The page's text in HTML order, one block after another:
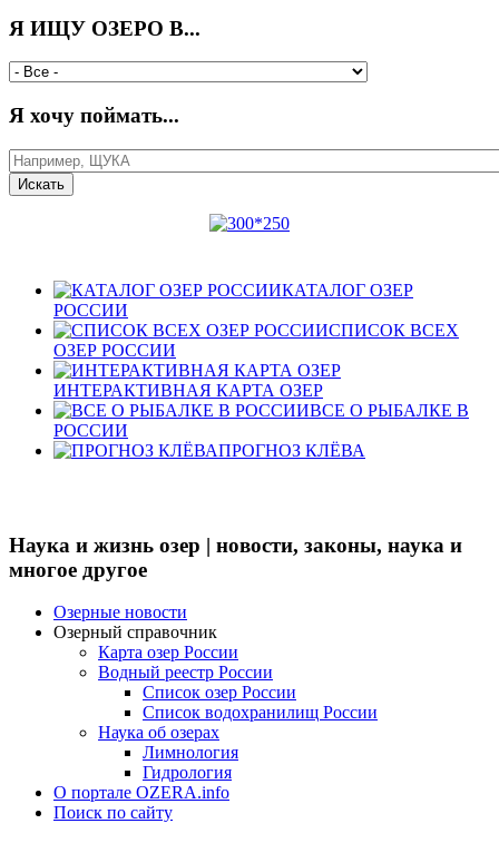
Я ИЩУ ОЗЕРО В...
Я хочу поймать...
КАТАЛОГ ОЗЕР
РОССИИ
СПИСОК ВСЕХ
ОЗЕР РОССИИ
ИНТЕРАКТИВНАЯ КАРТА ОЗЕР
ВСЕ О РЫБАЛКЕ В
РОССИИ
ПРОГНОЗ КЛЁВА
Наука и жизнь озер | новости, законы, наука и
многое другое
Озерные новости
Озерный справочник
Карта озер России
Водный реестр России
Список озер России
Список водохранилищ России
Наука об озерах
Лимнология
Гидрология
О портале OZERA.info
Поиск по сайту